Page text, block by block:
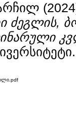
ძეგლის,